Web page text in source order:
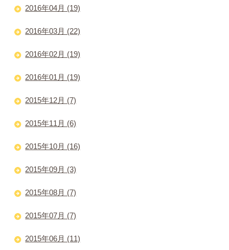
2016年04月 (19)
2016年03月 (22)
2016年02月 (19)
2016年01月 (19)
2015年12月 (7)
2015年11月 (6)
2015年10月 (16)
2015年09月 (3)
2015年08月 (7)
2015年07月 (7)
2015年06月 (11)